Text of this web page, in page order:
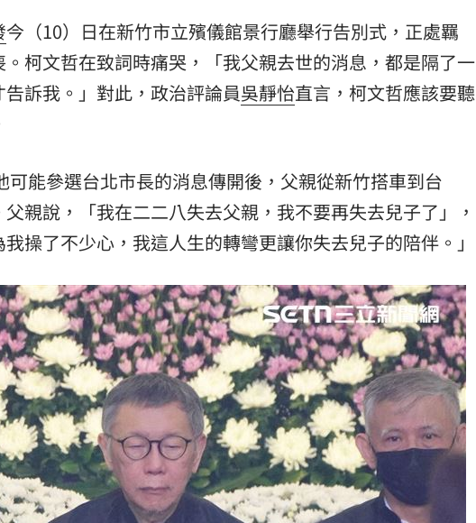
今（10）日在新竹市立殯儀館景行廳舉行告別式，正處羈
柯文哲在致詞時痛哭，「我父親去世的消息，都是隔了一
訴我。」對此，政治評論員吳靜怡直言，柯文哲應該要聽
能參選台北市長的消息傳開後，父親從新竹搭車到台
親說，「我在二二八失去父親，我不要再失去兒子了」，
操了不少心，我這人生的轉彎更讓你失去兒子的陪伴。」